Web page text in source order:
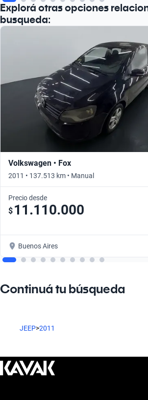
Explorá otras opciones
busqueda:
Volkswagen • Fox
2011 • 137.513 km • Manual
Precio desde
$ 11.110.000
Buenos Aires
Continuá tu búsqueda
JEEP>2011